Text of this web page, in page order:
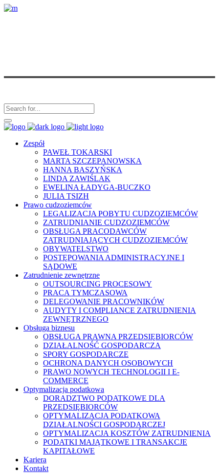
Zespół
PAWEŁ TOKARSKI
MARTA SZCZEPANOWSKA
HANNA BASZYŃSKA
LINDA ZAWIŚLAK
EWELINA ŁADYGA-BUCZKO
JULIA TSIZH
Prawo cudzoziemców
LEGALIZACJA POBYTU CUDZOZIEMCÓW
ZATRUDNIANIE CUDZOZIEMCÓW
OBSŁUGA PRACODAWCÓW
ZATRUDNIAJĄCYCH CUDZOZIEMCÓW
OBYWATELSTWO
POSTĘPOWANIA ADMINISTRACYJNE I
SĄDOWE
Zatrudnienie zewnętrzne
OUTSOURCING PROCESOWY
PRACA TYMCZASOWA
DELEGOWANIE PRACOWNIKÓW
AUDYTY I COMPLIANCE ZATRUDNIENIA
ZEWNĘTRZNEGO
Obsługa biznesu
OBSŁUGA PRAWNA PRZEDSIĘBIORCÓW
DZIAŁALNOŚĆ GOSPODARCZA
SPORY GOSPODARCZE
OCHRONA DANYCH OSOBOWYCH
PRAWO NOWYCH TECHNOLOGII I E-
COMMERCE
Optymalizacja podatkowa
DORADZTWO PODATKOWE DLA
PRZEDSIĘBIORCÓW
OPTYMALIZACJA PODATKOWA
DZIAŁALNOŚCI GOSPODARCZEJ
OPTYMALIZACJA KOSZTÓW ZATRUDNIENIA
PODATKI MAJĄTKOWE I TRANSAKCJE
KAPITAŁOWE
Kariera
Kontakt